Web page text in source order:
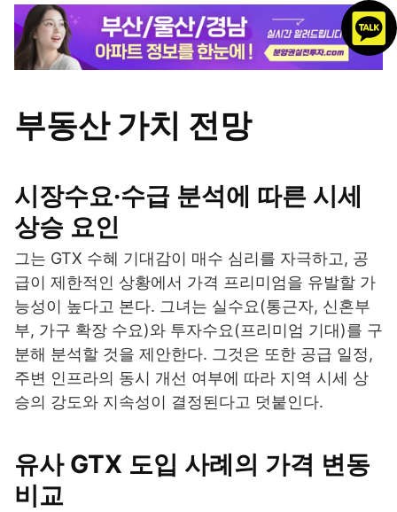
부동산 가치 전망
시장수요·수급 분석에 따른 시세
상승 요인
그는 GTX 수혜 기대감이 매수 심리를 자극하고, 공
급이 제한적인 상황에서 가격 프리미엄을 유발할 가
능성이 높다고 본다. 그녀는 실수요(통근자, 신혼부
부, 가구 확장 수요)와 투자수요(프리미엄 기대)를 구
분해 분석할 것을 제안한다. 그것은 또한 공급 일정,
주변 인프라의 동시 개선 여부에 따라 지역 시세 상
승의 강도와 지속성이 결정된다고 덧붙인다.
유사 GTX 도입 사례의 가격 변동
비교